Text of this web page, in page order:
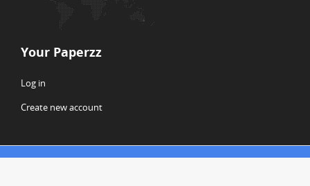
Your Paperzz
Log in
Create new account